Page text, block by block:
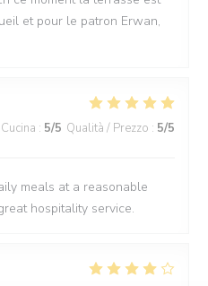
et pour le patron Erwan,
Cucina : 5/5 Qualità / Prezzo : 5/5
meals at a reasonable
hospitality service.